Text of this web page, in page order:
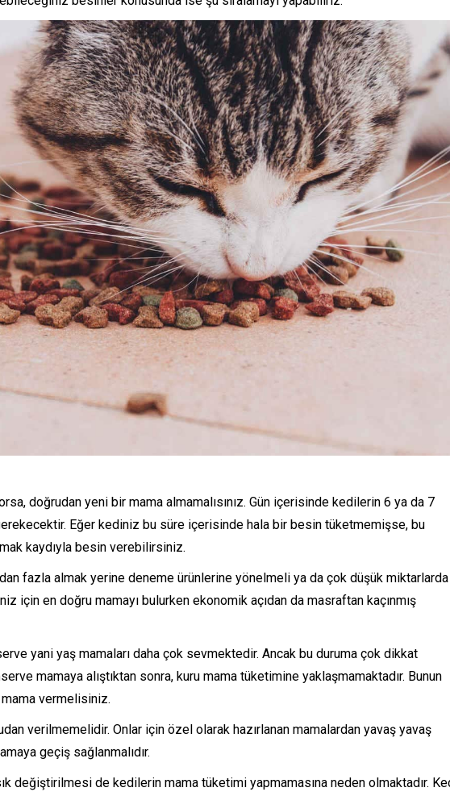
doğrudan yeni bir mama almamalısınız. Gün içerisinde kedilerin 6 ya da 7
Eğer kediniz bu süre içerisinde hala bir besin tüketmemişse, bu
kaydıyla besin verebilirsiniz.
fazla almak yerine deneme ürünlerine yönelmeli ya da çok düşük miktarlarda
için en doğru mamayı bulurken ekonomik açıdan da masraftan kaçınmış
yani yaş mamaları daha çok sevmektedir. Ancak bu duruma çok dikkat
mamaya alıştıktan sonra, kuru mama tüketimine yaklaşmamaktadır. Bunun
vermelisiniz.
verilmemelidir. Onlar için özel olarak hazırlanan mamalardan yavaş yavaş
geçiş sağlanmalıdır.
değiştirilmesi de kedilerin mama tüketimi yapmamasına neden olmaktadır.